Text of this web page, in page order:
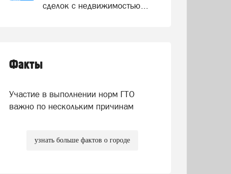
сделок с недвижимостью...
Факты
Участие в выполнении норм ГТО
важно по нескольким причинам
узнать больше фактов о городе